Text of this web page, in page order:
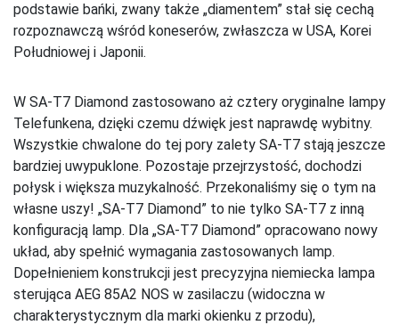
podstawie bańki, zwany także „diamentem” stał się cechą
rozpoznawczą wśród koneserów, zwłaszcza w USA, Korei
Południowej i Japonii.
W SA-T7 Diamond zastosowano aż cztery oryginalne lampy
Telefunkena, dzięki czemu dźwięk jest naprawdę wybitny.
Wszystkie chwalone do tej pory zalety SA-T7 stają jeszcze
bardziej uwypuklone. Pozostaje przejrzystość, dochodzi
połysk i większa muzykalność. Przekonaliśmy się o tym na
własne uszy! „SA-T7 Diamond” to nie tylko SA-T7 z inną
konfiguracją lamp. Dla „SA-T7 Diamond” opracowano nowy
układ, aby spełnić wymagania zastosowanych lamp.
Dopełnieniem konstrukcji jest precyzyjna niemiecka lampa
sterująca AEG 85A2 NOS w zasilaczu (widoczna w
charakterystycznym dla marki okienku z przodu),